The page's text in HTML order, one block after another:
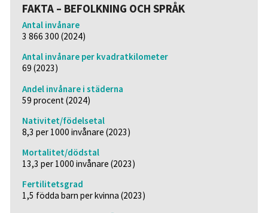
FAKTA – BEFOLKNING OCH SPRÅK
Antal invånare
3 866 300 (2024)
Antal invånare per kvadratkilometer
69 (2023)
Andel invånare i städerna
59 procent (2024)
Nativitet/födelsetal
8,3 per 1000 invånare (2023)
Mortalitet/dödstal
13,3 per 1000 invånare (2023)
Fertilitetsgrad
1,5 födda barn per kvinna (2023)